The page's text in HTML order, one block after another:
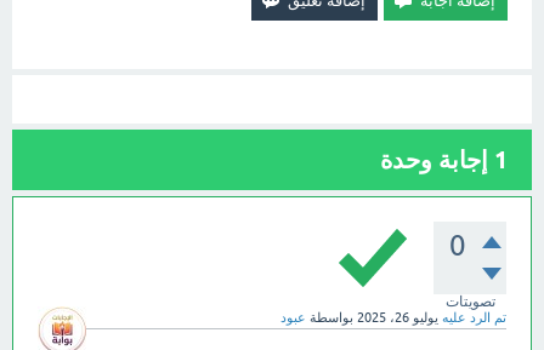
1 إجابة وحدة
0
تصويتات
تم الرد عليه يوليو 26، 2025 بواسطة عبود